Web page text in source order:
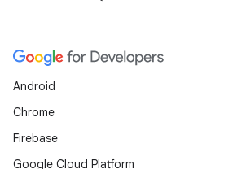
Android
Chrome
Firebase
Google Cloud Platform